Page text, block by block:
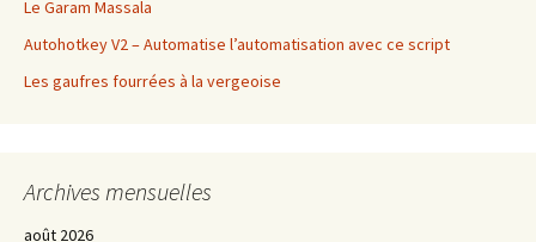
Le Garam Massala
Autohotkey V2 – Automatise l’automatisation avec ce script
Les gaufres fourrées à la vergeoise
Archives mensuelles
août 2026